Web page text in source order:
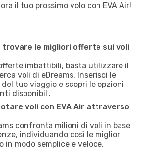
il tuo prossimo volo con EVA Air!
trovare le migliori offerte sui voli
imbattibili, basta utilizzare il
voli di eDreams. Inserisci le
tuo viaggio e scopri le opzioni
disponibili.
voli con EVA Air attraverso
confronta milioni di voli in base
individuando così le migliori
in modo semplice e veloce.